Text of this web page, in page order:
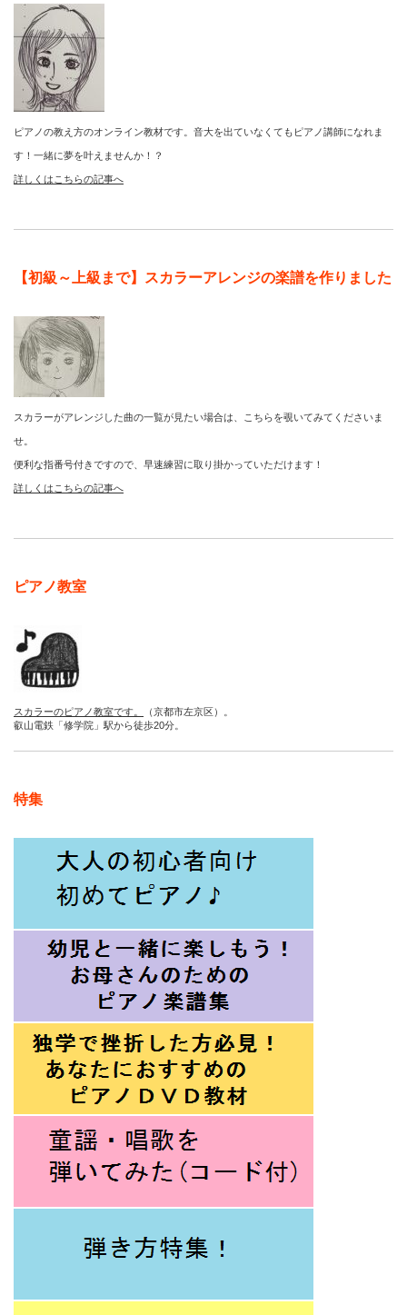
ピアノの教え方のオンライン教材です。音大を出ていなくてもピアノ講師になれま
す！一緒に夢を叶えませんか！？
詳しくはこちらの記事へ
【初級～上級まで】スカラーアレンジの楽譜を作りました
スカラーがアレンジした曲の一覧が見たい場合は、こちらを覗いてみてくださいま
せ。
便利な指番号付きですので、早速練習に取り掛かっていただけます！
詳しくはこちらの記事へ
ピアノ教室
スカラーのピアノ教室です。
（京都市左京区）。
叡山電鉄「修学院」駅から徒歩20分。
特集